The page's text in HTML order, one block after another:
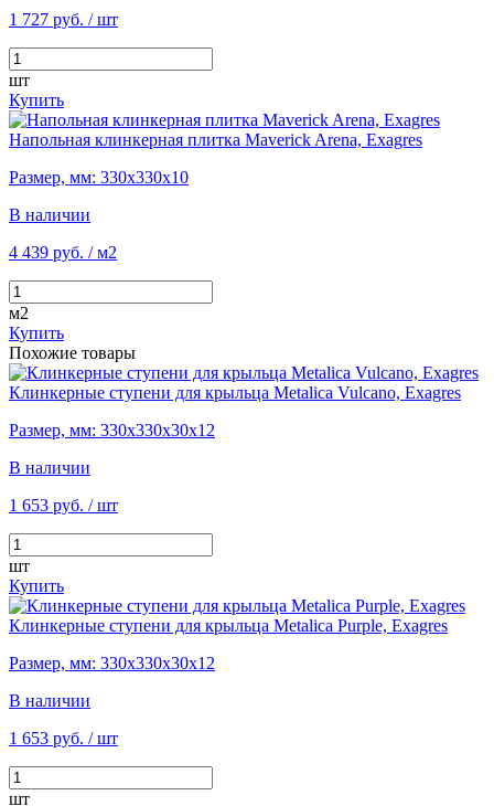
1 727 руб. / шт
шт
Купить
Напольная клинкерная плитка Maverick Arena, Exagres
Размер, мм: 330х330х10
В наличии
4 439 руб. / м2
м2
Купить
Похожие товары
Клинкерные ступени для крыльца Metalica Vulcano, Exagres
Размер, мм: 330х330х30х12
В наличии
1 653 руб. / шт
шт
Купить
Клинкерные ступени для крыльца Metalica Purple, Exagres
Размер, мм: 330х330х30х12
В наличии
1 653 руб. / шт
шт